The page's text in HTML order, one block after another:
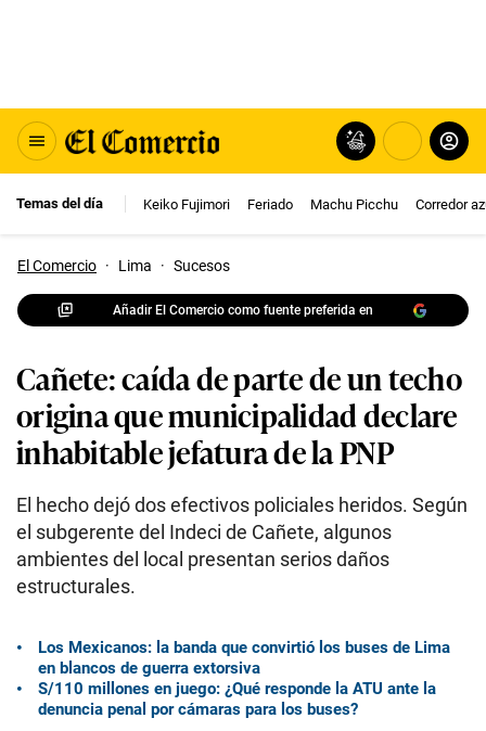
Temas del día Keiko Fujimori Feriado Machu Picchu Corredor
El Comercio · Lima · Sucesos
Añadir El Comercio como fuente preferida en
Cañete: caída de parte de un techo
origina que municipalidad declare
inhabitable jefatura de la PNP
El hecho dejó dos efectivos policiales heridos. Según
el subgerente del Indeci de Cañete, algunos
ambientes del local presentan serios daños
estructurales.
Los Mexicanos: la banda que convirtió los buses de Lima
en blancos de guerra extorsiva
S/110 millones en juego: ¿Qué responde la ATU ante la
denuncia penal por cámaras para los buses?